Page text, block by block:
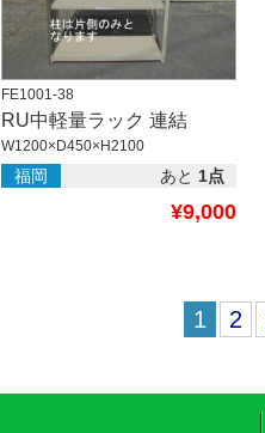
FE1001-38
RU中軽量ラック 連結
W1200×D450×H2100
福岡 あと 1点
¥9,000
1 2